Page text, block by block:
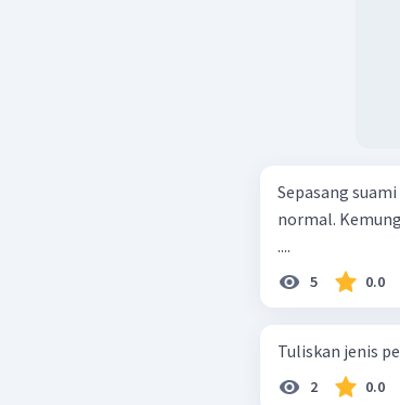
Sepasang
normal.
....
5 0.0
Tuliskan jenis
2 0.0